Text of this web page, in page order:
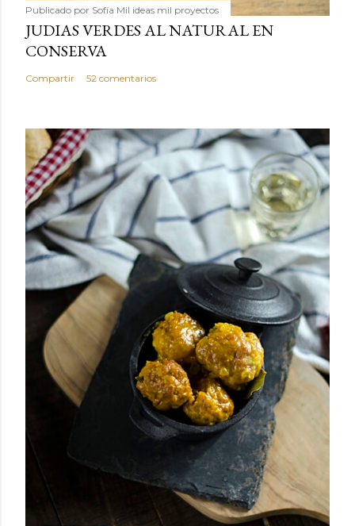
Publicado por Sofía Mil ideas mil proyectos
JUDIAS VERDES AL NATURAL EN
CONSERVA
Compartir 52 comentarios